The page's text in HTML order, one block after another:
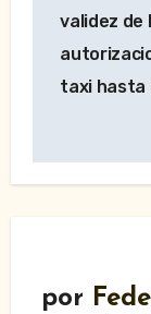
validez de
taxi hasta
por